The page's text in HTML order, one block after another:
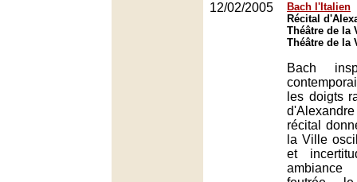
12/02/2005
Bach l'Italien
Récital
Théâtre de la
Théâtre de la
Bach
les doigts
récital
la Ville
et
ambiance